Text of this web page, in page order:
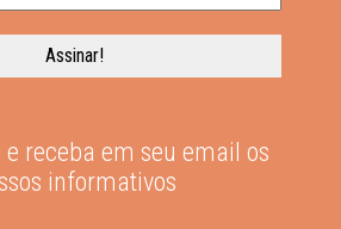
e receba em seu email os
informativos